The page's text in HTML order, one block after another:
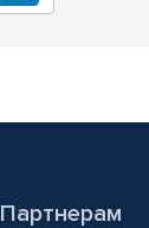
Партнерам